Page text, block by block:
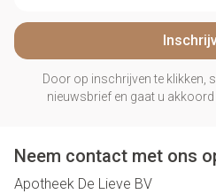
Door op inschrijven te klikken,
nieuwsbrief en gaat u
Neem contact met ons
Apotheek De Lieve BV